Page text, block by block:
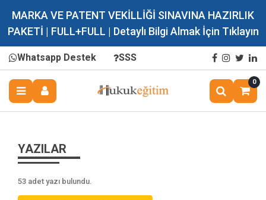
MARKA VE PATENT VEKİLLİĞİ SINAVINA HAZIRLIK
PAKETİ | FULL+FULL | Detaylı Bilgi Almak İçin Tıklayın
Whatsapp Destek SSS
0
YAZILAR
53 adet yazı bulundu.